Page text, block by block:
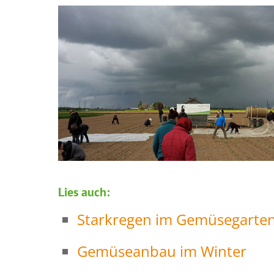
Lies auch:
Starkregen im
Gemüseanbau im Winter